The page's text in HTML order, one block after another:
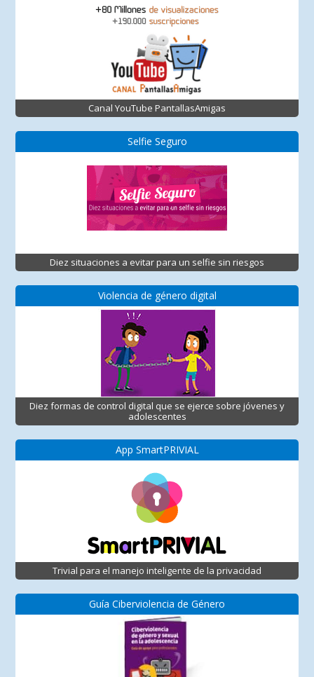
Canal YouTube PantallasAmigas
Selfie Seguro
Diez situaciones a evitar para un selfie sin riesgos
Violencia de género digital
Diez formas de control digital que se ejerce sobre jóvenes y
adolescentes
App SmartPRIVIAL
Trivial para el manejo inteligente de la privacidad
Guía Ciberviolencia de Género